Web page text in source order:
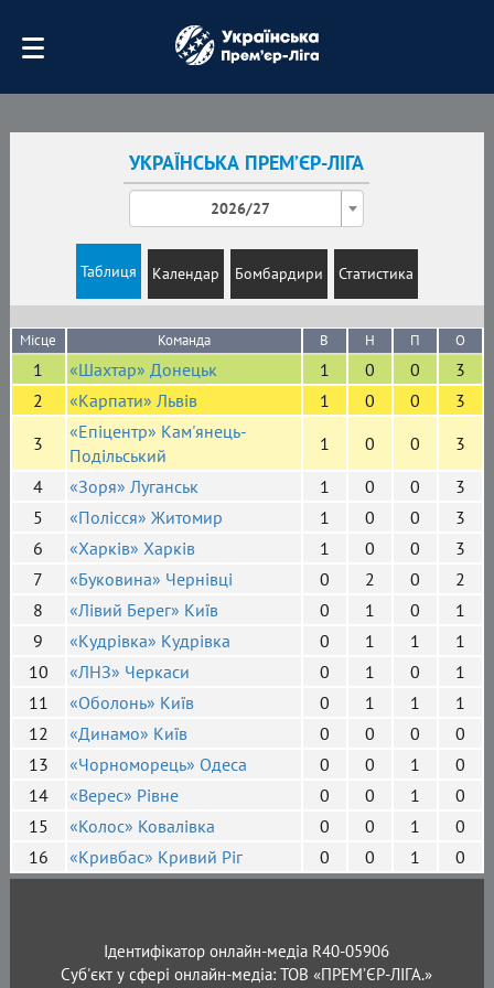
УКРАЇНСЬКА ПРЕМʼЄР-ЛІГА
2026/27
Таблиця Календар Бомбардири Статистика
Місце Команда В Н П О
1 «Шахтар» Донецьк 1 0 0
3
2
«Карпати» Львів 1 0 0
3
3
«Епіцентр» Кам'янець-
Подільський
1 0 0
3
4
«Зоря» Луганськ 1 0 0
3
5
«Полісся» Житомир 1 0 0
3
6
«Харків» Харків 1 0 0
3
7
«Буковина» Чернівці 0 2 0
2
8
«Лівий Берег» Київ 0 1 0
1
9
«Кудрівка» Кудрівка 0 1 1
1
10
«ЛНЗ» Черкаси 0 1 0
1
11
«Оболонь» Київ 0 1 1
1
12
«Динамо» Київ 0 0 0
0
13
«Чорноморець» Одеса 0 0 1
0
14
«Верес» Рівне 0 0 1
0
15
«Колос» Ковалівка 0 0 1
0
16
«Кривбас» Кривий Ріг 0 0 1 0
Ідентифікатор онлайн-медіа R40-05906
Суб'єкт у сфері онлайн-медіа: ТОВ «ПРЕМ’ЄР-ЛІГА.»